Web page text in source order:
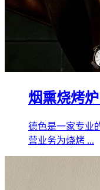
烟熏烧烤
德色是一家专业
营业务为烧烤 ...